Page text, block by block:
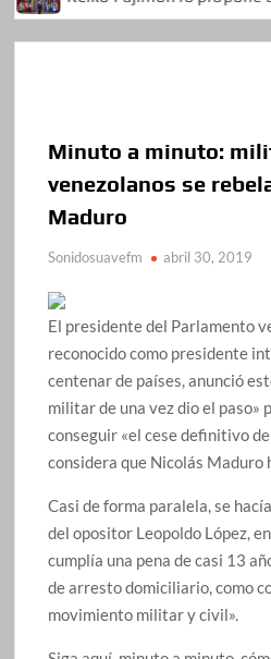
Minuto a minuto:
venezolanos se
Maduro
Sonidosuavefm abril 30, 2019
El presidente del Parlamento
reconocido como presidente
centenar de países, anunció
militar de una vez dio el paso»
conseguir «el cese definitivo
considera que Nicolás Maduro
Casi de forma paralela, se
del opositor Leopoldo López,
cumplía una pena de casi 13
de arresto domiciliario, como
movimiento militar y civil».